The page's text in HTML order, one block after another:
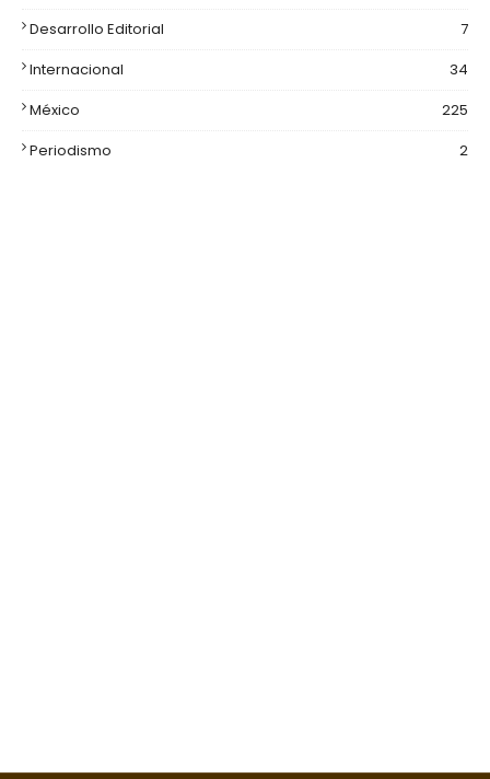
Desarrollo Editorial
7
Internacional
34
México
225
Periodismo
2